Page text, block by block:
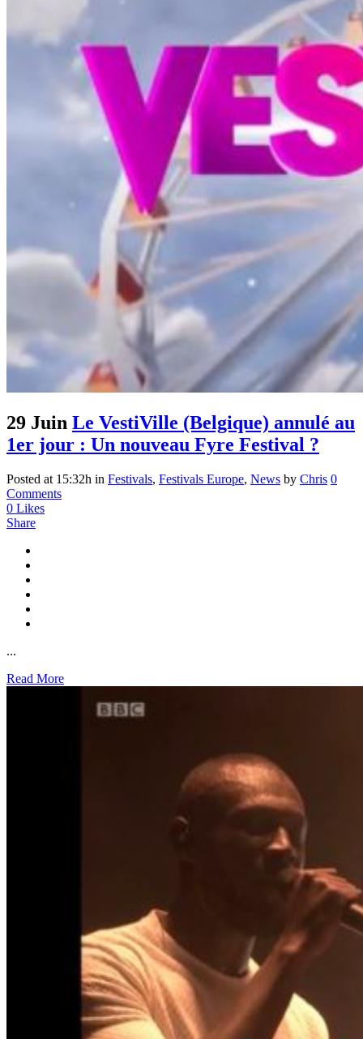
29 Juin Le VestiVille (Belgique) annulé au
1er jour : Un nouveau Fyre Festival ?
Posted at 15:32h in Festivals, Festivals Europe, News by Chris 0
Comments
0 Likes
Share
...
Read More